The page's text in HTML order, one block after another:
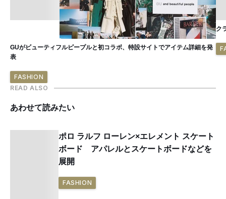
GUがビューティフルピープルと初コラボ、特設サイトでアイテム詳細を発
表
FASHION
ク
READ ALSO
あわせて読みたい
ポロ ラルフ ローレン×エレメント スケート
ボード アパレルとスケートボードなどを
展開
FASHION